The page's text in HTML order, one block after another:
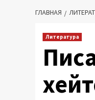
ГЛАВНАЯ
Литература